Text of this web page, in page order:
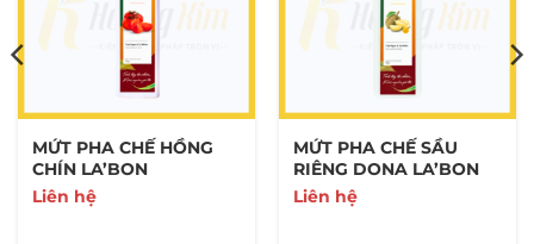
MỨT PHA CHẾ HỒNG
CHÍN LA’BON
Liên hệ
MỨT PHA CHẾ SẦU
RIÊNG DONA LA’BON
Liên hệ